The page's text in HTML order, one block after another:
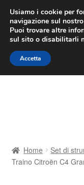
Lun-Ven
Vai
alla
navigazione
Vai
al
contenuto
Consegna
Home Set di
Traino Citroën C4
Usiamo i cookie per
navigazione sul
Puoi trovare altre
sul sito o disabilitarli
Accetta